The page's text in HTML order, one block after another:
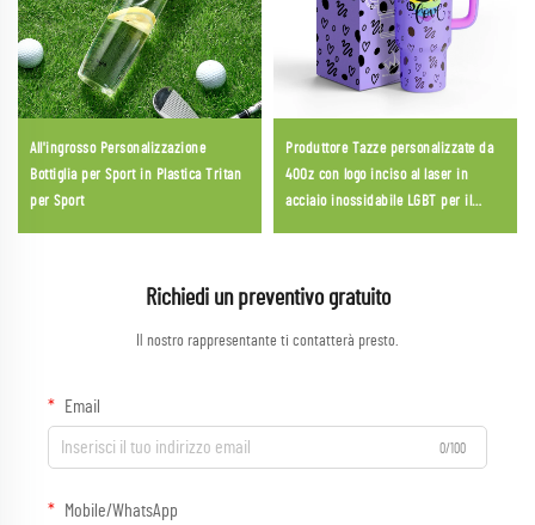
All'ingrosso Personalizzazione
Bottiglia per Sport in Plastica Tritan
per Sport
Produttore Tazze personalizzate da
40Oz con logo inciso al laser in
acciaio inossidabile LGBT per il
Richiedi un preventivo gratuito
Il nostro rappresentante ti contatterà presto.
Email
0/100
Mobile/WhatsApp